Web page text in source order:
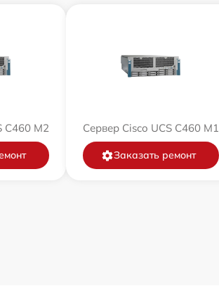
C460 M2 Сервер Cisco UCS C460 M1
Заказать ремонт